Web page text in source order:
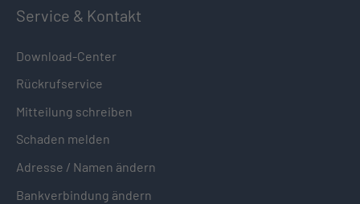
Service & Kontakt
Download-Center
Rückrufservice
Mitteilung schreiben
Schaden melden
Adresse / Namen ändern
Bankverbindung ändern